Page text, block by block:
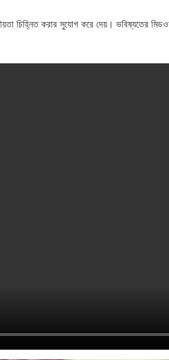
চিহ্নিত করার সুযোগ করে দেয়। ভবিষ্যতের